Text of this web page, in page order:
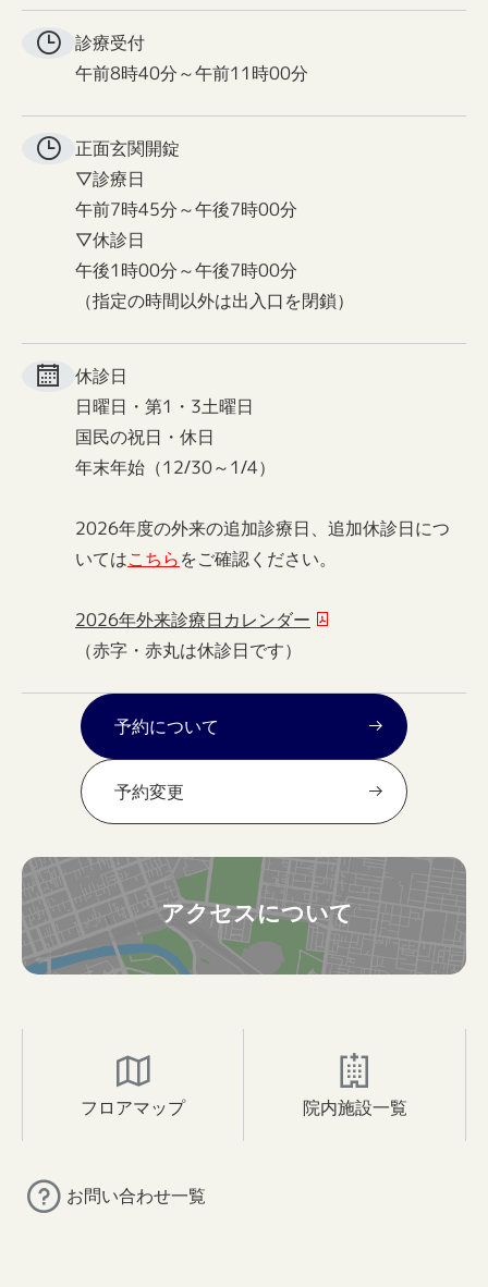
診療受付
午前8時40分～午前11時00分
正面玄関開錠
▽診療日
午前7時45分～午後7時00分
▽休診日
午後1時00分～午後7時00分
（指定の時間以外は出入口を閉鎖）
休診日
日曜日・第1・3土曜日
国民の祝日・休日
年末年始（12/30～1/4）
2026年度の外来の追加診療日、追加休診日につ
いてはこちらをご確認ください。
2026年外来診療日カレンダー
（赤字・赤丸は休診日です）
予約について
予約変更
アクセスについて
フロアマップ 院内施設一覧
お問い合わせ一覧